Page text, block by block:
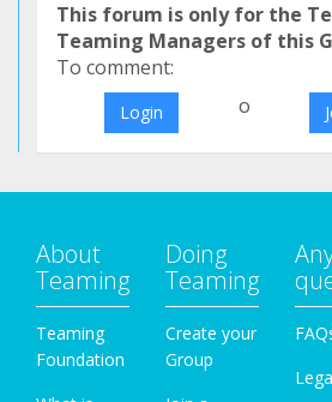
This forum is only for the
Teaming Managers of this
To comment:
Login o
About
Teaming
Teaming
Foundation
Doing
Teaming
Create your
Group